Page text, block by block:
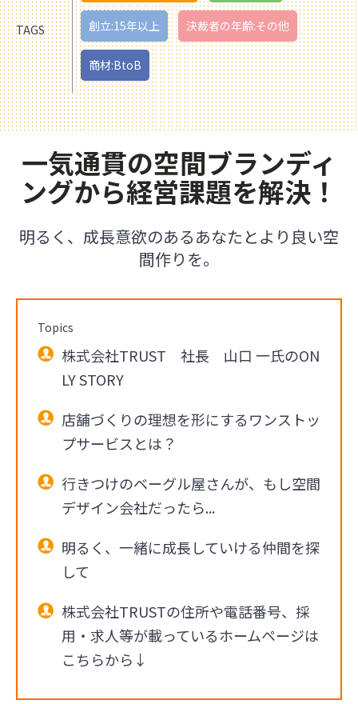
TAGS 創立:15年以上 決裁者の年齢:その他
商材:BtoB
一気通貫の空間ブランディ
ングから経営課題を解決！
明るく、成長意欲のあるあなたとより良い空
間作りを。
Topics
株式会社TRUST 社長 山口 一氏のON
LY STORY
店舗づくりの理想を形にするワンストッ
プサービスとは？
行きつけのベーグル屋さんが、もし空間
デザイン会社だったら...
明るく、一緒に成長していける仲間を探
して
株式会社TRUSTの住所や電話番号、採
用・求人等が載っているホームページは
こちらから↓